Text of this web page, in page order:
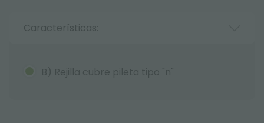
Características:
B) Rejilla cubre pileta tipo "n"